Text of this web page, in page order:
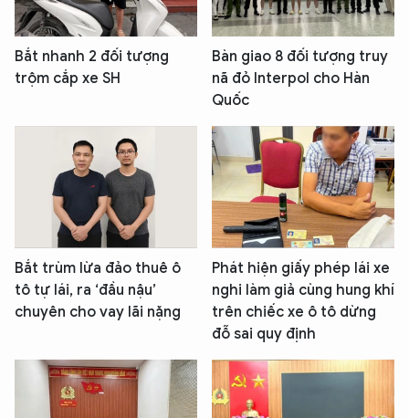
Bắt nhanh 2 đối tượng
trộm cắp xe SH
Bàn giao 8 đối tượng truy
nã đỏ Interpol cho Hàn
Quốc
Bắt trùm lừa đảo thuê ô
tô tự lái, ra ‘đầu nậu’
chuyên cho vay lãi nặng
Phát hiện giấy phép lái xe
nghi làm giả cùng hung khí
trên chiếc xe ô tô dừng
đỗ sai quy định